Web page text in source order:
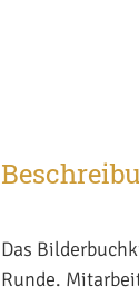
Das
Runde.